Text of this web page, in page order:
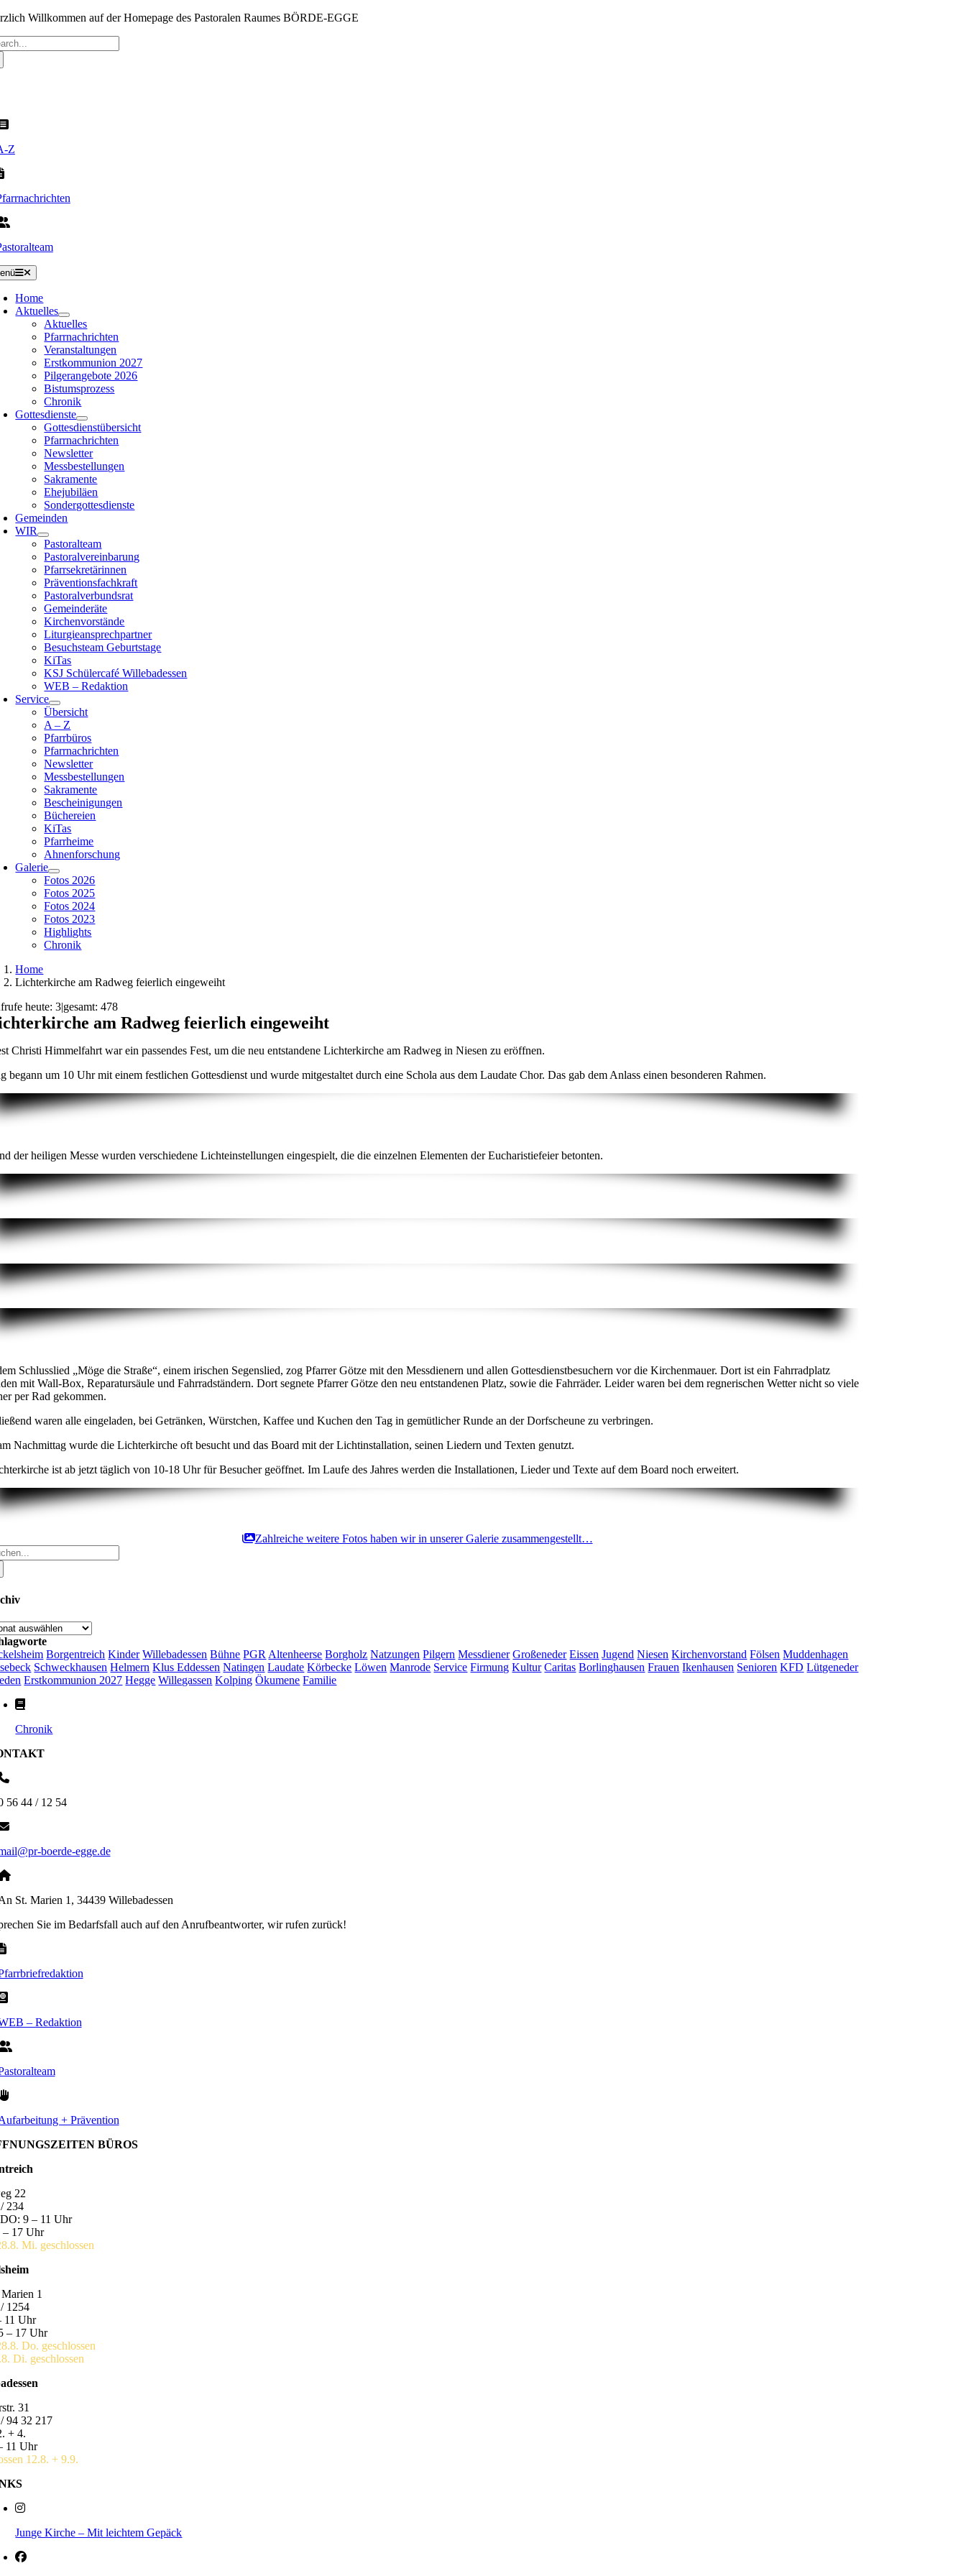
Zum
springen
Willkommen auf der Homepage des Pastoralen Raumes BÖRDE-EGGE
Z
Home
Aktuelles
Aktuelles
Pfarrnachrichten
Veranstaltungen
Erstkommunion 2027
Pilgerangebote 2026
Bistumsprozess
Chronik
Gottesdienste
Gottesdienstübersicht
Pfarrnachrichten
Newsletter
Messbestellungen
Sakramente
Ehejubiläen
Sondergottesdienste
Gemeinden
WIR
Pastoralteam
Pastoralvereinbarung
Pfarrsekretärinnen
Präventionsfachkraft
Pastoralverbundsrat
Gemeinderäte
Kirchenvorstände
Liturgieansprechpartner
Besuchsteam Geburtstage
KiTas
KSJ Schülercafé Willebadessen
WEB – Redaktion
Service
Übersicht
A – Z
Pfarrbüros
Pfarrnachrichten
Newsletter
Messbestellungen
Sakramente
Bescheinigungen
Büchereien
KiTas
Pfarrheime
Ahnenforschung
Galerie
Fotos 2026
Fotos 2025
Fotos 2024
Fotos 2023
Highlights
Chronik
Home
Lichterkirche am Radweg feierlich eingeweiht
heute: 3|gesamt: 478
am Radweg feierlich eingeweiht
Christi Himmelfahrt war ein passendes Fest, um die neu entstandene Lichterkirche am Radweg in Niesen zu eröffnen.
begann um 10 Uhr mit einem festlichen Gottesdienst und wurde mitgestaltet durch eine Schola aus dem Laudate Chor. Das gab dem Anlass einen besonderen Rahmen.
der heiligen Messe wurden verschiedene Lichteinstellungen eingespielt, die die einzelnen Elementen der Eucharistiefeier betonten.
Schlusslied „Möge die Straße“, einem irischen Segenslied, zog Pfarrer Götze mit den Messdienern und allen Gottesdienstbesuchern vor die Kirchenmauer. Dort ist ein Fahrradplatz
mit Wall-Box, Reparatursäule und Fahrradständern. Dort segnete Pfarrer Götze den neu entstandenen Platz, sowie die Fahrräder. Leider waren bei dem regnerischen Wetter nicht so viele
per Rad gekommen.
waren alle eingeladen, bei Getränken, Würstchen, Kaffee und Kuchen den Tag in gemütlicher Runde an der Dorfscheune zu verbringen.
Nachmittag wurde die Lichterkirche oft besucht und das Board mit der Lichtinstallation, seinen Liedern und Texten genutzt.
ist ab jetzt täglich von 10-18 Uhr für Besucher geöffnet. Im Laufe des Jahres werden die Installationen, Lieder und Texte auf dem Board noch erweitert.
Zahlreiche weitere Fotos haben wir in unserer Galerie zusammengestellt…
Borgentreich Kinder Willebadessen Bühne PGR Altenheerse Borgholz Natzungen Pilgern Messdiener Großeneder Eissen Jugend Niesen Kirchenvorstand Fölsen Muddenhagen
Schweckhausen Helmern Klus Eddessen Natingen Laudate Körbecke Löwen Manrode Service Firmung Kultur Caritas Borlinghausen Frauen Ikenhausen Senioren KFD Lütgeneder
Erstkommunion 2027 Hegge Willegassen Kolping Ökumene Familie
Chronik
56 44 / 12 54
boerde-egge.de
St. Marien 1, 34439 Willebadessen
Sie im Bedarfsfall auch auf den Anrufbeantworter, wir rufen zurück!
– Redaktion
+ Prävention
BÜROS
22
234
9 – 11 Uhr
17 Uhr
Mi. geschlossen
1
1254
11 Uhr
– 17 Uhr
Do. geschlossen
Di. geschlossen
31
94 32 217
+ 4.
11 Uhr
12.8. + 9.9.
Junge Kirche – Mit leichtem Gepäck